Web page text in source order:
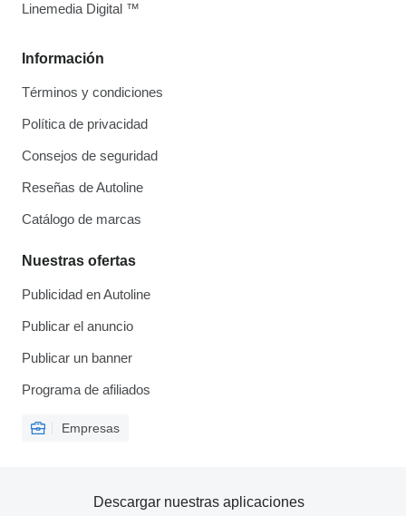
Información
Términos y condiciones
Política de privacidad
Consejos de seguridad
Reseñas de Autoline
Catálogo de marcas
Nuestras ofertas
Publicidad en Autoline
Publicar el anuncio
Publicar un banner
Programa de afiliados
Empresas
Linemedia Digital ™
Descargar nuestras aplicaciones